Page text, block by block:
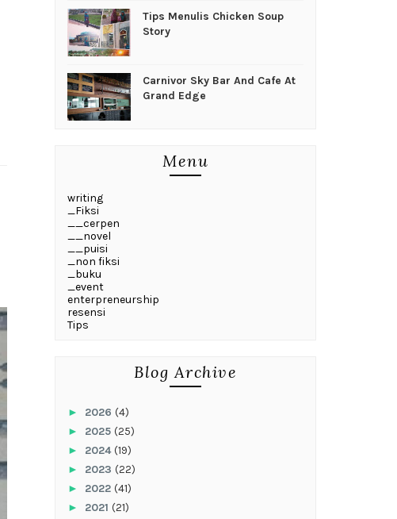
Tips Menulis Chicken Soup
Story
Carnivor Sky Bar And Cafe At
Grand Edge
Menu
writing
_Fiksi
__cerpen
__novel
__puisi
_non fiksi
_buku
_event
enterpreneurship
resensi
Tips
Blog Archive
► 2026 (4)
► 2025 (25)
► 2024(19)
► 2023 (22)
► 2022 (41)
► 2021 (21)